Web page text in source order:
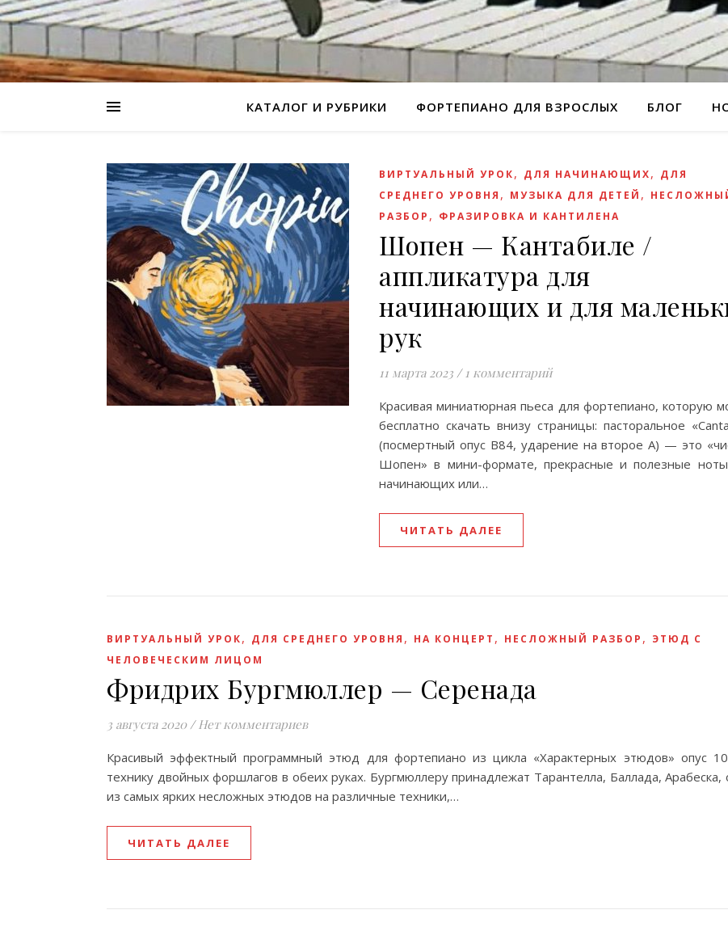
КАТАЛОГ И РУБРИКИ ФОРТЕПИАНО ДЛЯ ВЗРОСЛЫХ БЛОГ
ВИРТУАЛЬНЫЙ УРОК, ДЛЯ НАЧИНАЮЩИХ, ДЛЯ
СРЕДНЕГО УРОВНЯ , МУЗЫКА ДЛЯ ДЕТЕЙ ,
РАЗБОР , ФРАЗИРОВКА И КАНТИЛЕНА
Шопен — Кантабиле /
аппликатура для
начинающих и для
рук
11 марта 2023 / 1 комментарий
Красивая миниатюрная пьеса для фортепиано, которую
бесплатно скачать внизу страницы: пасторальное
(посмертный опус B84, ударение на второе А) — это
Шопен» в мини-формате, прекрасные и полезные
начинающих или…
ЧИТАТЬ ДАЛЕЕ
ВИРТУАЛЬНЫЙ УРОК, ДЛЯ СРЕДНЕГО УРОВНЯ , НА КОНЦЕРТ , НЕСЛОЖНЫЙ РАЗБОР , ЭТЮД С
ЧЕЛОВЕЧЕСКИМ ЛИЦОМ
Фридрих Бургмюллер — Серенада
3 августа 2020 / Нет комментариев
Красивый эффектный программный этюд для фортепиано из цикла «Характерных этюдов» опус
технику двойных форшлагов в обеих руках. Бургмюллеру принадлежат Тарантелла, Баллада, Арабеска,
из самых ярких несложных этюдов на различные техники,…
ЧИТАТЬ ДАЛЕЕ